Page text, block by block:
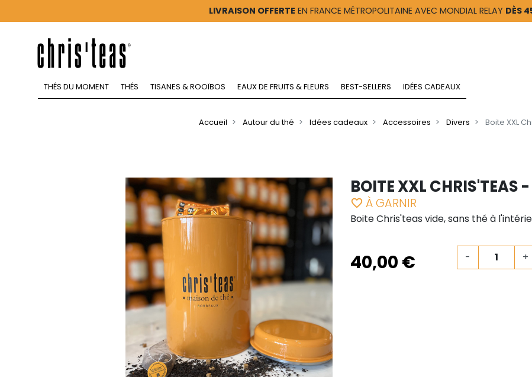
LIVRAISON OFFERTE EN FRANCE MÉTROPOLITAINE AVEC MONDIAL RELAY DÈS
THÉS DU MOMENT THÉS TISANES & ROOÏBOS EAUX DE FRUITS & FLEURS BEST-SELLERS IDÉES CADEAUX
Accueil Autour du thé Idées cadeaux Accessoires Divers Boite XXL
BOITE XXL CHRIS'TEAS
favorite_border À GARNIR
Boite Chris'teas vide, sans thé à
40,00 € - +